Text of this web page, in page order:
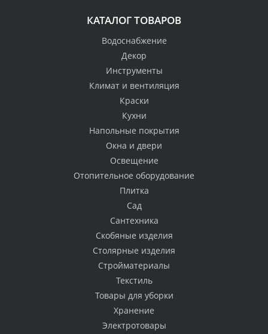
КАТАЛОГ ТОВАРОВ
Водоснабжение
Декор
Инструменты
Климат и вентиляция
Краски
Кухни
Напольные покрытия
Окна и двери
Освещение
Отопительное оборудование
Плитка
Сад
Сантехника
Скобяные изделия
Столярные изделия
Стройматериалы
Текстиль
Товары для уборки
Хранение
Электротовары